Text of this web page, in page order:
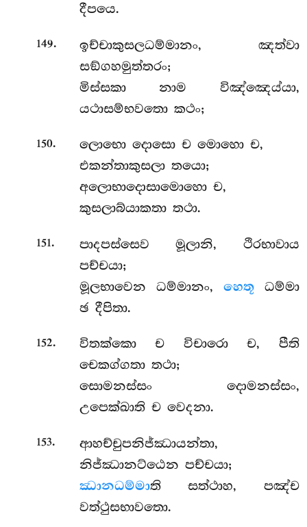
දීපයෙ.
149.
ඉච්චාකුසලධම්මානං, ඤත්වා
සඞ්ගහමුත්තරං;
මිස්සකා නාම විඤ්ඤෙය්යා,
යථාසම්භවතො කථං;
150.
ලොභො දොසො ච මොහො ච,
එකන්තාකුසලා තයො;
අලොභාදොසාමොහො ච,
කුසලාබ්යාකතා තථා.
151. පාදපස්සෙවමූලානි, ථිරභාවාය
පච්චයා;
මූලභාවෙන ධම්මානං, හෙතූධම්මා
ඡ දීපිතා.
152. විතක්කොච විචාරො ච, පීති
චෙකග්ගතා තථා;
සොමනස්සං දොමනස්සං,
උපෙක්ඛාති ච වෙදනා.
153.
ආහච්චුපනිජ්ඣායන්තා,
නිජ්ඣානට්ඨෙන පච්චයා;
ඣානධම්මාති සත්ථාහ, පඤ්ච
වත්ථුසභාවතො.